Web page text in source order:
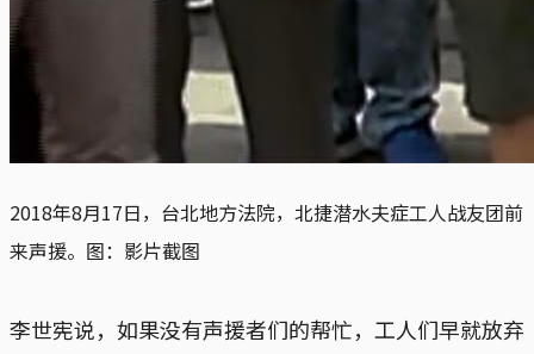
2018年8月17日，台北地方法院，北捷潜水夫症工人战友团前
来声援。图：影片截图
李世宪说，如果没有声援者们的帮忙，工人们早就放弃